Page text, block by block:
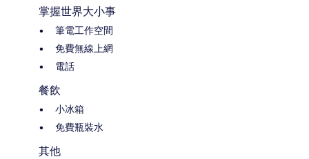
掌握世界大小事
筆電工作空間
免費無線上網
電話
餐飲
小冰箱
免費瓶裝水
其他